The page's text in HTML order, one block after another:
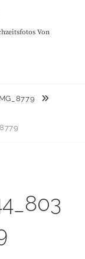
Von